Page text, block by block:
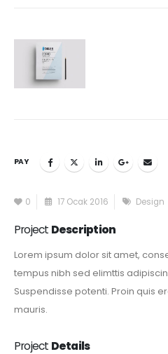
PAY
0 17 Ocak 2016 Design
Project Description
Lorem ipsum dolor sit amet,
tempus nibh sed elimttis
Suspendisse potenti. Proin quis
mauris.
Project Details